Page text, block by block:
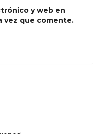
y web en
vez que comente.